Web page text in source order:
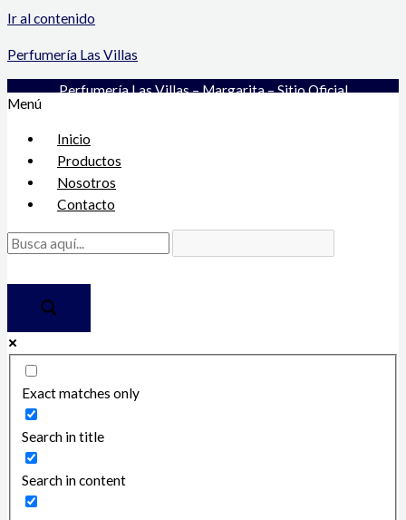
Ir al contenido
Perfumería Las Villas
Perfumería Las Villas – Margarita – Sitio Oficial
Menú
Inicio
Productos
Nosotros
Contacto
Exact matches only
Search in title
Search in content